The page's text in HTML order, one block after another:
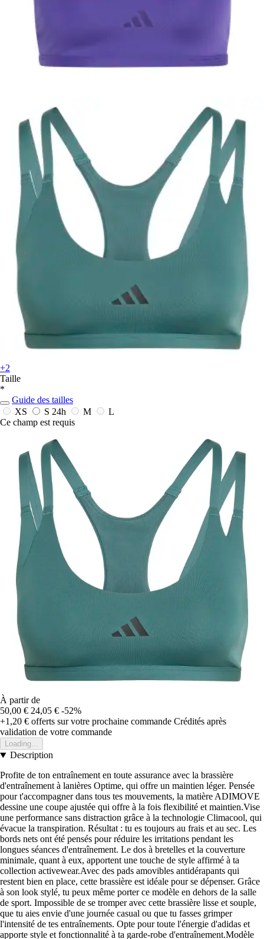
+2
Taille
*
Guide des tailles
XS
S 24h M
L
Ce champ est requis
À partir de
50,00 € 24,05 € -52%
+1,20 € offerts sur votre prochaine commande Crédités après
validation de votre commande
Loading...
Description
Profite de ton entraînement en toute assurance avec la brassière
d'entraînement à lanières Optime, qui offre un maintien léger. Pensée
pour t'accompagner dans tous tes mouvements, la matière ADIMOVE
dessine une coupe ajustée qui offre à la fois flexibilité et maintien.Vise
une performance sans distraction grâce à la technologie Climacool, qui
évacue la transpiration. Résultat : tu es toujours au frais et au sec. Les
bords nets ont été pensés pour réduire les irritations pendant les
longues séances d'entraînement. Le dos à bretelles et la couverture
minimale, quant à eux, apportent une touche de style affirmé à ta
collection activewear.Avec des pads amovibles antidérapants qui
restent bien en place, cette brassière est idéale pour se dépenser. Grâce
à son look stylé, tu peux même porter ce modèle en dehors de la salle
de sport. Impossible de se tromper avec cette brassière lisse et souple,
que tu aies envie d'une journée casual ou que tu fasses grimper
l'intensité de tes entraînements. Opte pour toute l'énergie d'adidas et
apporte style et fonctionnalité à ta garde-robe d'entraînement.Modèle